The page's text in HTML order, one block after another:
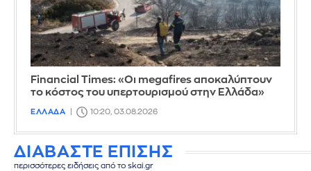
Financial Times: «Οι megafires αποκαλύπτουν
το κόστος του υπερτουρισμού στην Ελλάδα»
ΕΛΛΑΔΑ 10:20, 03.08.2026
ΔΙΑΒΑΣΤΕ ΕΠΙΣΗΣ
περισσότερες ειδήσεις από το skai.gr